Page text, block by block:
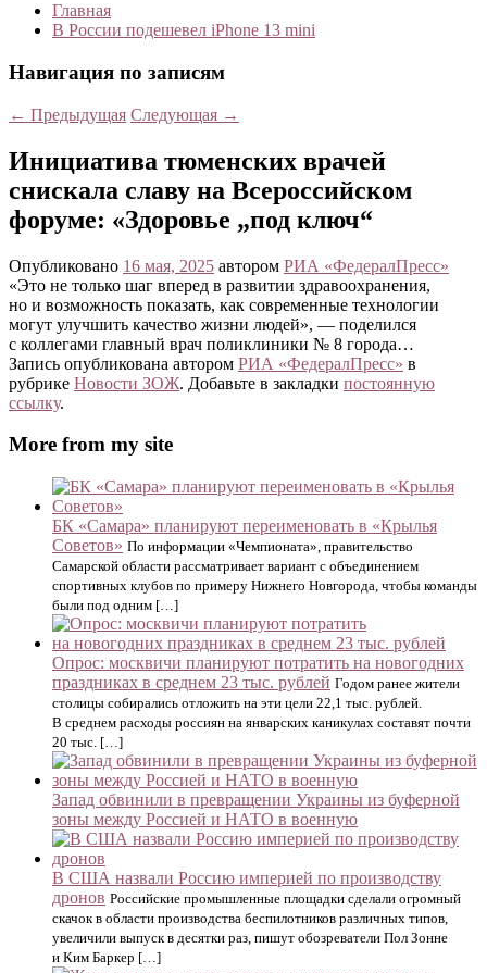
Главная
В России подешевел iPhone 13 mini
Навигация по записям
← Предыдущая Следующая →
Инициатива тюменских врачей
снискала славу на Всероссийском
форуме: «Здоровье „под ключ“
Опубликовано 16 мая, 2025 автором РИА «ФедералПресс»
«Это не только шаг вперед в развитии здравоохранения,
но и возможность показать, как современные технологии
могут улучшить качество жизни людей», — поделился
с коллегами главный врач поликлиники № 8 города…
Запись опубликована автором РИА «ФедералПресс» в
рубрике Новости ЗОЖ. Добавьте в закладки постоянную
ссылку.
More from my site
БК «Самара» планируют переименовать в «Крылья
Советов» По информации «Чемпионата», правительство
Самарской области рассматривает вариант с объединением
спортивных клубов по примеру Нижнего Новгорода, чтобы команды
были под одним […]
Опрос: москвичи планируют потратить на новогодних
праздниках в среднем 23 тыс. рублей Годом ранее жители
столицы собирались отложить на эти цели 22,1 тыс. рублей.
В среднем расходы россиян на январских каникулах составят почти
20 тыс. […]
Запад обвинили в превращении Украины из буферной
зоны между Россией и НАТО в военную
В США назвали Россию империей по производству
дронов Российские промышленные площадки сделали огромный
скачок в области производства беспилотников различных типов,
увеличили выпуск в десятки раз, пишут обозреватели Пол Зонне
и Ким Баркер […]